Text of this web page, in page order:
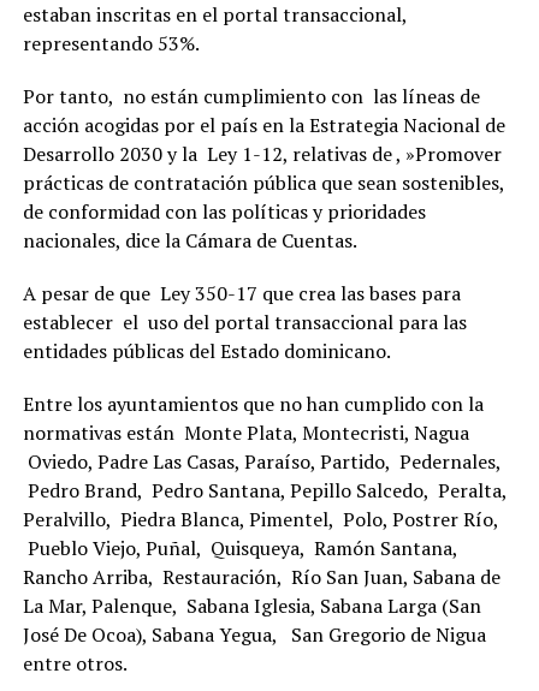
estaban inscritas en el portal transaccional,
representando 53%.
Por tanto, no están cumplimiento con las líneas de
acción acogidas por el país en la Estrategia Nacional de
Desarrollo 2030 y la Ley 1-12, relativas de , »Promover
prácticas de contratación pública que sean sostenibles,
de conformidad con las políticas y prioridades
nacionales, dice la Cámara de Cuentas.
A pesar de que Ley 350-17 que crea las bases para
establecer el uso del portal transaccional para las
entidades públicas del Estado dominicano.
Entre los ayuntamientos que no han cumplido con la
normativas están Monte Plata, Montecristi, Nagua
Oviedo, Padre Las Casas, Paraíso, Partido, Pedernales,
Pedro Brand, Pedro Santana, Pepillo Salcedo, Peralta,
Peralvillo, Piedra Blanca, Pimentel, Polo, Postrer Río,
Pueblo Viejo, Puñal, Quisqueya, Ramón Santana,
Rancho Arriba, Restauración, Río San Juan, Sabana de
La Mar, Palenque, Sabana Iglesia, Sabana Larga (San
José De Ocoa), Sabana Yegua, San Gregorio de Nigua
entre otros.